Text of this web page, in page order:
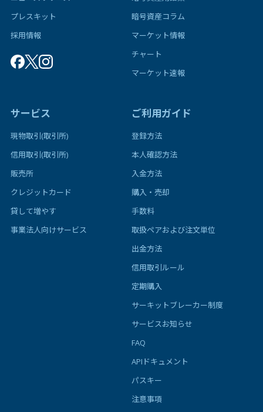
プレスキット
採用情報
暗号資産コラム
マーケット情報
チャート
マーケット速報
サービス
現物取引(取引所)
信用取引(取引所)
販売所
クレジットカード
貸して増やす
事業法人向けサービス
ご利用ガイド
登録方法
本人確認方法
入金方法
購入・売却
手数料
取扱ペアおよび注文単位
出金方法
信用取引ルール
定期購入
サーキットブレーカー制度
サービスお知らせ
FAQ
APIドキュメント
パスキー
注意事項